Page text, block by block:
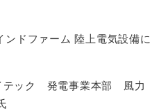
ドファーム 陸上電気設備に
テック 発電事業本部 風力